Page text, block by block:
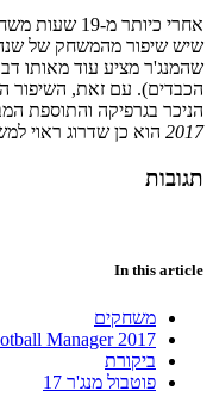
אחרי כיותר
שיש שיפור מהמשחק של
שהמנג'ר מציע עוד מאותו
הכבדים). עם זאת, השיפור
הניכר בגרפיקה והתוספת
2017 הוא כן שדרוג ראוי
תגובות
In this article
משחקים
Manager 2017
ביקורת
פוטבול מנג'ר 17